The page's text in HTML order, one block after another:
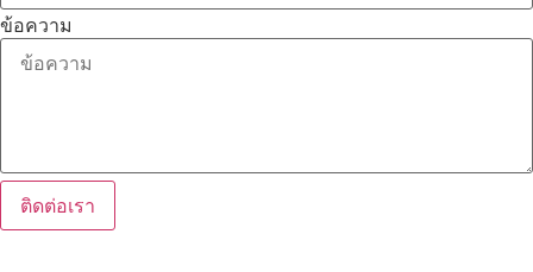
ข้อความ
ติดต่อเรา